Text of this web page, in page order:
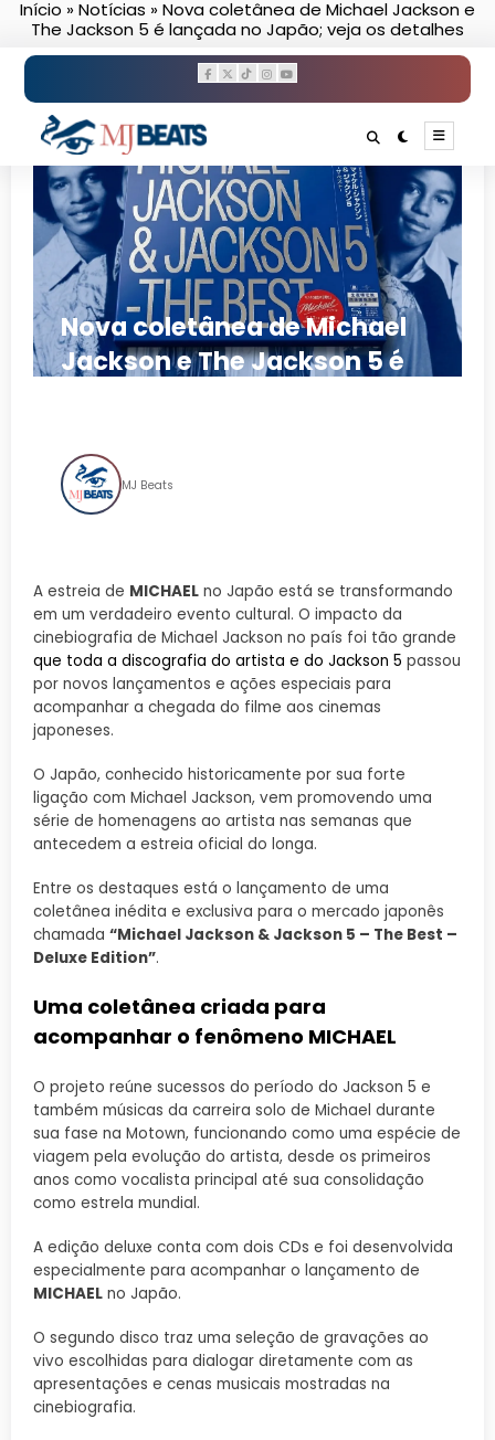
PularInício »Notícias »Nova coletânea de Michael Jackson e
The Jackson 5 é lançada no Japão; veja os detalhes
Nova coletânea de Michael
Jackson e The Jackson 5 é
MJ Beats
A estreia de MICHAEL no Japão está se transformando
em um verdadeiro evento cultural. O impacto da
cinebiografia de Michael Jackson no país foi tão grande
que toda a discografia do artista e do Jackson 5 passou
por novos lançamentos e ações especiais para
acompanhar a chegada do filme aos cinemas
japoneses.
O Japão, conhecido historicamente por sua forte
ligação com Michael Jackson, vem promovendo uma
série de homenagens ao artista nas semanas que
antecedem a estreia oficial do longa.
Entre os destaques está o lançamento de uma
coletânea inédita e exclusiva para o mercado japonês
chamada “Michael Jackson & Jackson 5 – The Best –
Deluxe Edition”.
Uma coletânea criada para
acompanhar o fenômeno MICHAEL
O projeto reúne sucessos do período do Jackson 5 e
também músicas da carreira solo de Michael durante
sua fase na Motown, funcionando como uma espécie de
viagem pela evolução do artista, desde os primeiros
anos como vocalista principal até sua consolidação
como estrela mundial.
A edição deluxe conta com dois CDs e foi desenvolvida
especialmente para acompanhar o lançamento de
MICHAEL no Japão.
O segundo disco traz uma seleção de gravações ao
vivo escolhidas para dialogar diretamente com as
apresentações e cenas musicais mostradas na
cinebiografia.